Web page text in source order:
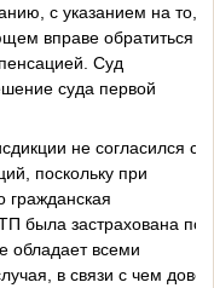
с указанием на то,
вправе обратиться к
Суд
суда первой
не согласился с
поскольку при
гражданская
была застрахована по
обладает всеми
в связи с чем